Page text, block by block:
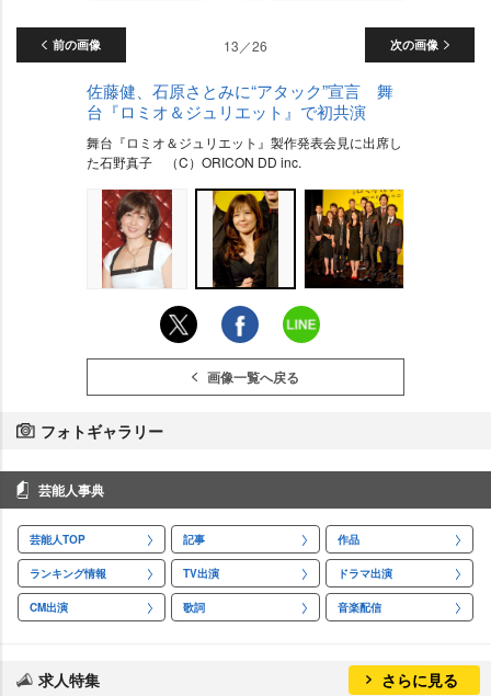
前の画像 次の画像
13／26
佐藤健、石原さとみに“アタック”宣言 舞
台『ロミオ＆ジュリエット』で初共演
舞台『ロミオ＆ジュリエット』製作発表会見に出席し
た石野真子 （C）ORICON DD inc.
画像一覧へ戻る
フォトギャラリー
芸能人事典
芸能人TOP 記事 作品
ランキング情報 TV出演 ドラマ出演
CM出演 歌詞 音楽配信
求人特集 さらに見る